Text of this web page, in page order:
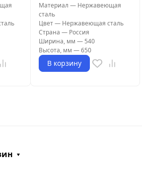
Материал — Нержавеющая
сталь
Цвет— Нержавеющая сталь
Страна — Россия
Ширина, мм — 540
Высота, мм —650
В корзину